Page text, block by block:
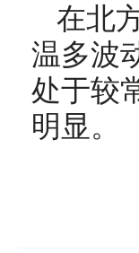
在北
温多波
处于较
明显。